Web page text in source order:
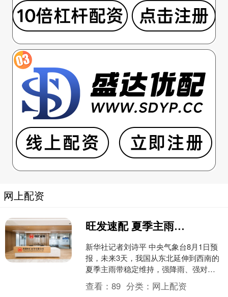
网上配资
旺发速配 夏季主雨带如何影响大半个中国
新华社记者刘诗平 中央气象台8月1日预
报，未来3天，我国从东北延伸到西南的
夏季主雨带稳定维持，强降雨、强对流
天气将影响大半个中国。其中，四川盆
地需高度警惕旱涝急....
查看：89 分类： 网上配资